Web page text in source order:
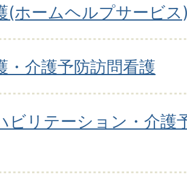
(ホームヘルプサービス
・介護予防訪問看護
ビリテーション・介護